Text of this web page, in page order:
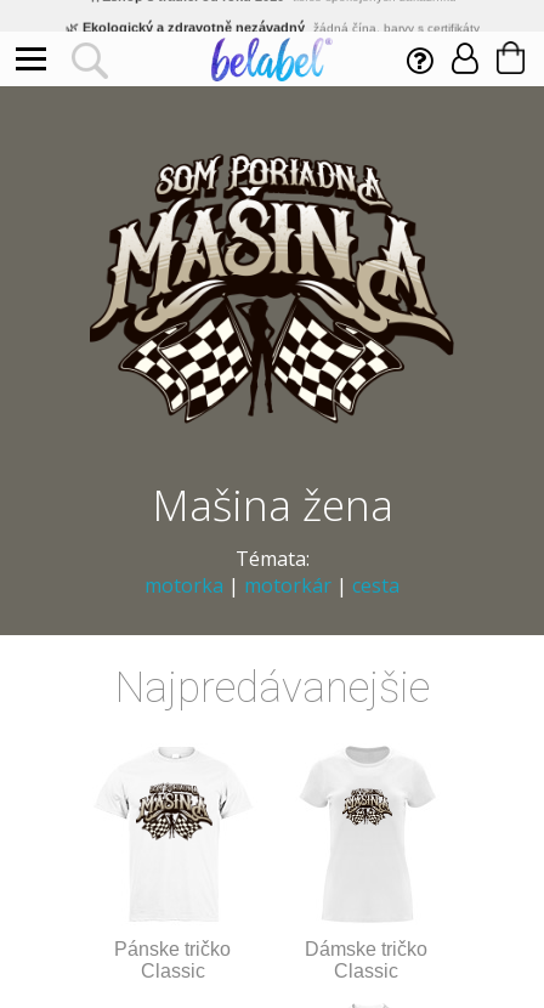
Inovativní výroba vlastní vývoj, nejnovější technologie
Rychlé dodání expedujeme do 24h
Eshop s tradicí od roku 2010 tisíce spokojených zákazníků
Mašina žena
Témata:
motorka | motorkár | cesta
Najpredávanejšie
Pánske tričko
Classic
Dámske tričko
Classic